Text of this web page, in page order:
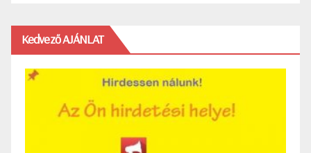
Kedvező AJÁNLAT